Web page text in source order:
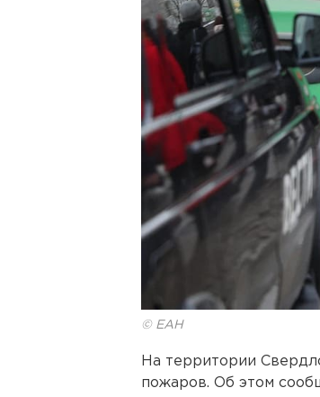
© ЕАН
На территории
пожаров. Об этом